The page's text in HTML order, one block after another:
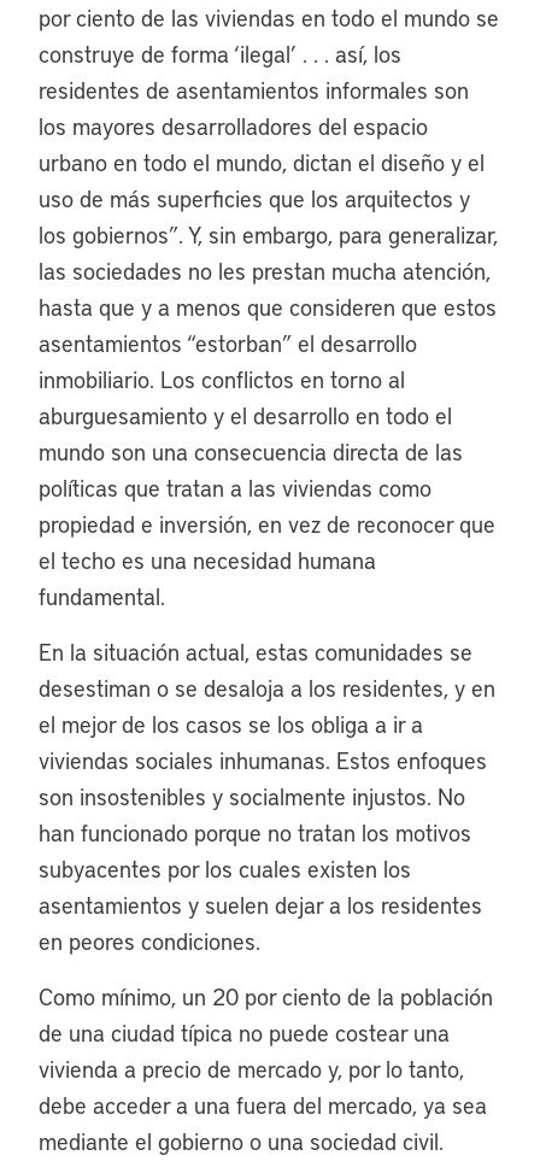
por ciento de las viviendas en todo el mundo se
construye de forma ‘ilegal’ . . . así, los
residentes de asentamientos informales son
los mayores desarrolladores del espacio
urbano en todo el mundo, dictan el diseño y el
uso de más superficies que los arquitectos y
los gobiernos”. Y, sin embargo, para generalizar,
las sociedades no les prestan mucha atención,
hasta que y a menos que consideren que estos
asentamientos “estorban” el desarrollo
inmobiliario. Los conflictos en torno al
aburguesamiento y el desarrollo en todo el
mundo son una consecuencia directa de las
políticas que tratan a las viviendas como
propiedad e inversión, en vez de reconocer que
el techo es una necesidad humana
fundamental.
En la situación actual, estas comunidades se
desestiman o se desaloja a los residentes, y en
el mejor de los casos se los obliga a ir a
viviendas sociales inhumanas. Estos enfoques
son insostenibles y socialmente injustos. No
han funcionado porque no tratan los motivos
subyacentes por los cuales existen los
asentamientos y suelen dejar a los residentes
en peores condiciones.
Como mínimo, un 20 por ciento de la población
de una ciudad típica no puede costear una
vivienda a precio de mercado y, por lo tanto,
debe acceder a una fuera del mercado, ya sea
mediante el gobierno o una sociedad civil.